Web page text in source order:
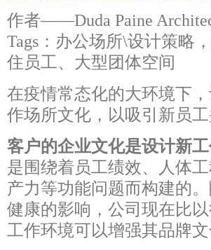
作者——Duda Paine
Tags：办公场所\设计策略
住员工、大型团体空间
在疫情常态化的大环境下
作场所文化，以吸引新员
客户的企业文化是设计新
是围绕着员工绩效、人体
产力等功能问题而构建的
健康的影响，公司现在比
工作环境可以增强其品牌